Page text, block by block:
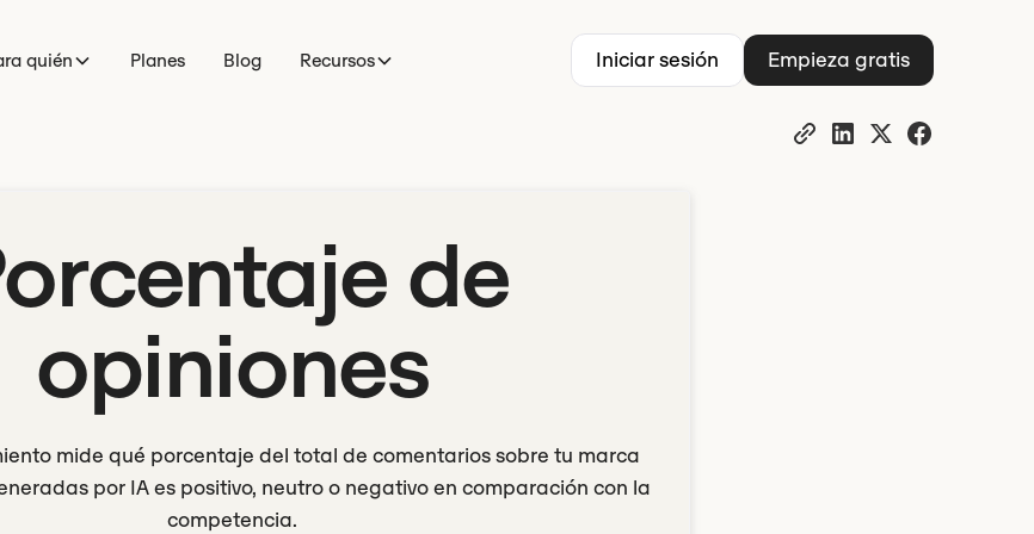
quién Planes Blog Recursos Iniciar sesión Empieza gratis
de
opiniones
mide qué porcentaje del total de comentarios sobre tu marca
por IA es positivo, neutro o negativo en comparación con la
competencia.